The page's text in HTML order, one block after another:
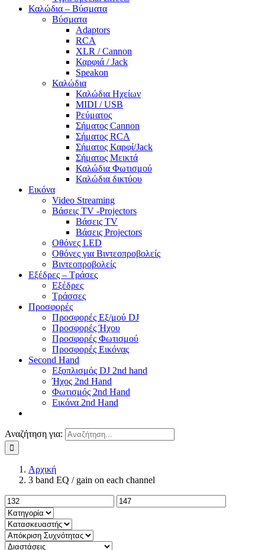
Καλώδια – Βύσματα
Βύσματα
Adaptors
RCA
XLR / Cannon
Καρφιά / Jack
Speakon
Καλώδια
Καλώδια Ηχείων
MIDI / USB
Ρεύματος
Σήματος Cannon
Σήματος RCA
Σήματος Καρφί/Jack
Σήματος Μεικτά
Καλώδια Φωτισμού
Καλώδια δικτύου
Εικόνα
Video Streaming
Βάσεις TV -Projectors
Βάσεις TV
Βάσεις Projectors
Οθόνες LED
Οθόνες για Βιντεοπροβολείς
Βιντεοπροβολείς
Εξέδρες – Τράσες
Εξέδρες
Τράσσες
Προσφορές
Προσφορές Εξ/μού DJ
Προσφορές Ήχου
Προσφορές Φωτισμού
Προσφορές Εικόνας
Second Hand
Εξοπλισμός DJ 2nd hand
Ήχος 2nd Hand
Φωτισμός 2nd Hand
Εικόνα 2nd Hand
Αναζήτηση για:
Αρχική
3 band EQ / gain on each channel